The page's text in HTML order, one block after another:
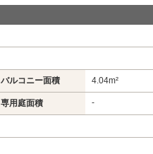
バルコニー面積 4.04m²
専用庭面積 -